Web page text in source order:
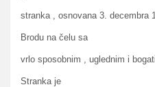
stranka , osnovana 3. decembra
Brodu na čelu sa
vrlo sposobnim , uglednim i
Stranka je